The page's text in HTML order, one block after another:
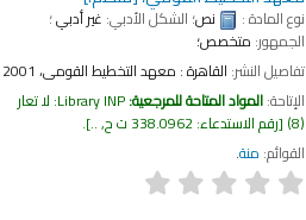
نوع المادة : نص؛ الشكل الأدبي:غير أدبي؛
الجمهور:متخصص؛
تفاصيل النشر:القاهرة :معهد التخطيط القومى،2001
الإتاحة:المواد المتاحة للمرجعية:Library INP: لا تعار
رقم الاستدعاء:338.0962 ت ح, ..
.
القوائم:منة.